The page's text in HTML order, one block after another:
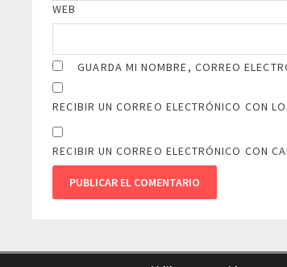
WEB
GUARDA MI NOMBRE, CORREO
RECIBIR UN CORREO ELECTRÓNICO CON
RECIBIR UN CORREO ELECTRÓNICO CON